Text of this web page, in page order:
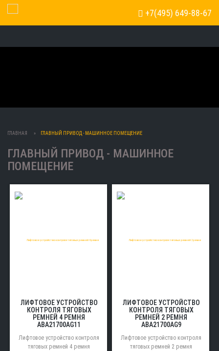
+7(495) 649-88-67
Toggle Navigation
ГЛАВНАЯ ГЛАВНЫЙ ПРИВОД - МАШИННОЕ ПОМЕЩЕНИЕ
ГЛАВНЫЙ ПРИВОД - МАШИННОЕ
ПОМЕЩЕНИЕ
ЛИФТОВОЕ УСТРОЙСТВО
КОНТРОЛЯ ТЯГОВЫХ
РЕМНЕЙ 4 РЕМНЯ
ABA21700AG11
Лифтовое устройство контроля
тяговых ремней 4 ремня
ЛИФТОВОЕ УСТРОЙСТВО
КОНТРОЛЯ ТЯГОВЫХ
РЕМНЕЙ 2 РЕМНЯ
ABA21700AG9
Лифтовое устройство контроля
тяговых ремней 2 ремня